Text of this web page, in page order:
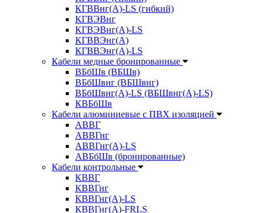
КГВВнг(А)-LS (гибкий)
КГВЭВнг
КГВЭВнг(А)-LS
КГВВЭнг(А)
КГВВЭнг(А)-LS
Кабели медные бронированные
ВБбШв (ВБШв)
ВБбШвнг (ВБШвнг)
ВБбШвнг(А)-LS (ВБШвнг(А)-LS)
КВБбШв
Кабели алюминиевые с ПВХ изоляцией
АВВГ
АВВГнг
АВВГнг(А)-LS
АВБбШв (бронированные)
Кабели контрольные
КВВГ
КВВГнг
КВВГнг(А)-LS
КВВГнг(А)-FRLS